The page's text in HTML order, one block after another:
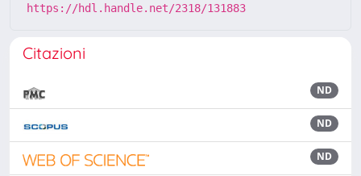
https://hdl.handle.net/2318/131883
Citazioni
ND
ND
ND